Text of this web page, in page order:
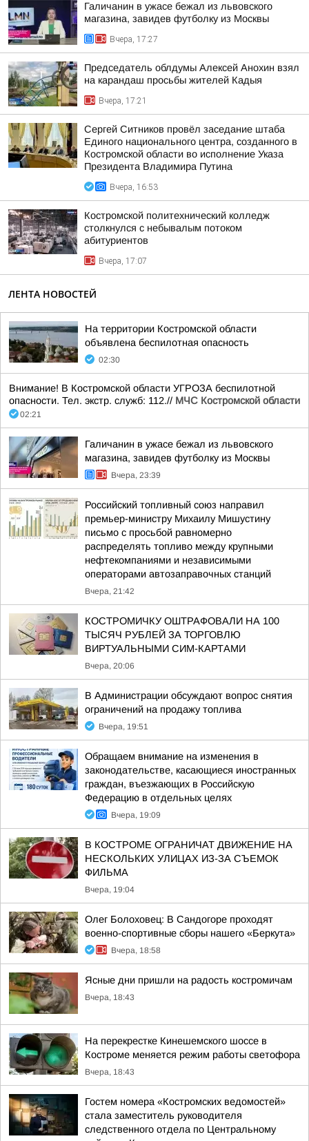
Галичанин в ужасе бежал из львовского
магазина, завидев футболку из Москвы
Вчера, 17:27
Председатель облдумы Алексей Анохин взял
на карандаш просьбы жителей Кадыя
Вчера, 17:21
Сергей Ситников провёл заседание штаба
Единого национального центра, созданного в
Костромской области во исполнение Указа
Президента Владимира Путина
Вчера, 16:53
Костромской политехнический колледж
столкнулся с небывалым потоком
абитуриентов
Вчера, 17:07
ЛЕНТА НОВОСТЕЙ
На территории Костромской области
объявлена беспилотная опасность
02:30
Внимание! В Костромской области УГРОЗА беспилотной
опасности. Тел. экстр. служб: 112.// МЧС Костромской области
02:21
Галичанин в ужасе бежал из львовского
магазина, завидев футболку из Москвы
Вчера, 23:39
Российский топливный союз направил
премьер-министру Михаилу Мишустину
письмо с просьбой равномерно
распределять топливо между крупными
нефтекомпаниями и независимыми
операторами автозаправочных станций
Вчера, 21:42
КОСТРОМИЧКУ ОШТРАФОВАЛИ НА 100
ТЫСЯЧ РУБЛЕЙ ЗА ТОРГОВЛЮ
ВИРТУАЛЬНЫМИ СИМ-КАРТАМИ
Вчера, 20:06
В Администрации обсуждают вопрос снятия
ограничений на продажу топлива
Вчера, 19:51
Обращаем внимание на изменения в
законодательстве, касающиеся иностранных
граждан, въезжающих в Российскую
Федерацию в отдельных целях
Вчера, 19:09
В КОСТРОМЕ ОГРАНИЧАТ ДВИЖЕНИЕ НА
НЕСКОЛЬКИХ УЛИЦАХ ИЗ-ЗА СЪЕМОК
ФИЛЬМА
Вчера, 19:04
Олег Болоховец: В Сандогоре проходят
военно-спортивные сборы нашего «Беркута»
Вчера, 18:58
Ясные дни пришли на радость костромичам
Вчера, 18:43
На перекрестке Кинешемского шоссе в
Костроме меняется режим работы светофора
Вчера, 18:43
Гостем номера «Костромских ведомостей»
стала заместитель руководителя
следственного отдела по Центральному